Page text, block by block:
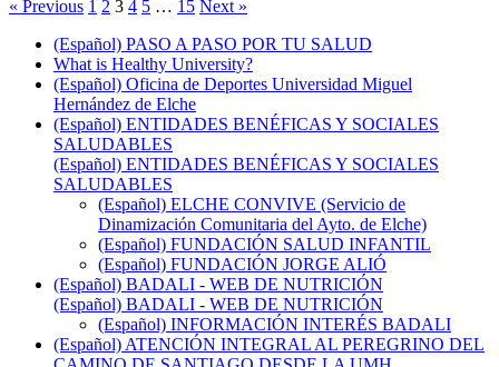
« Previous 1 2 3 4 5 … 15 Next »
(Español) PASO A PASO POR TU SALUD
What is Healthy University?
(Español) Oficina de Deportes Universidad Miguel
Hernández de Elche
(Español) ENTIDADES BENÉFICAS Y SOCIALES
SALUDABLES
(Español) ENTIDADES BENÉFICAS Y SOCIALES
SALUDABLES
(Español) ELCHE CONVIVE (Servicio de
Dinamización Comunitaria del Ayto. de Elche)
(Español) FUNDACIÓN SALUD INFANTIL
(Español) FUNDACIÓN JORGE ALIÓ
(Español) BADALI - WEB DE NUTRICIÓN
(Español) BADALI - WEB DE NUTRICIÓN
(Español) INFORMACIÓN INTERÉS BADALI
(Español) ATENCIÓN INTEGRAL AL PEREGRINO DEL